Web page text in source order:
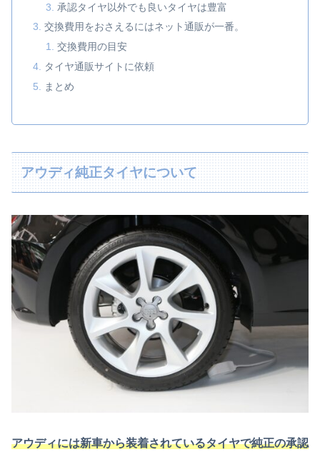
承認タイヤ以外でも良いタイヤは豊富
交換費用をおさえるにはネット通販が一番。
交換費用の目安
タイヤ通販サイトに依頼
まとめ
アウディ純正タイヤについて
アウディには新車から装着されているタイヤで純正の承認